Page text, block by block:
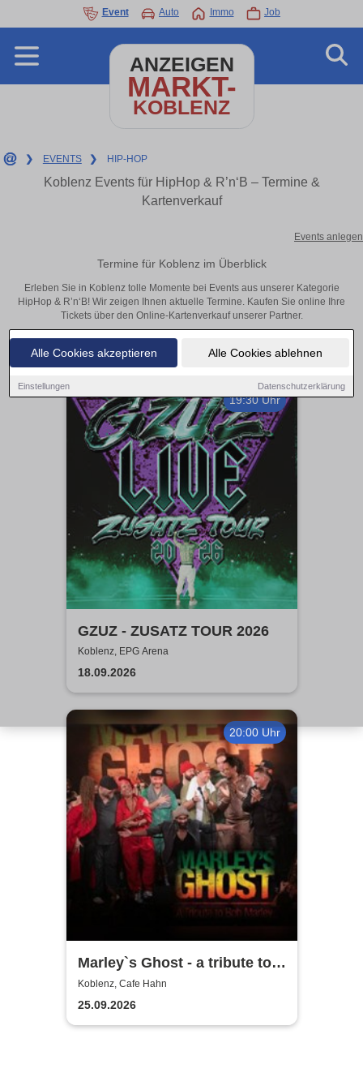
Alle Cookies akzeptieren Alle Cookies ablehnen
Einstellungen Datenschutzerklärung
Event Auto Immo Job
ANZEIGEN
MARKT-
KOBLENZ
❯ EVENTS ❯ HIP-HOP
Koblenz Events für HipHop & R’n‘B – Termine &
Kartenverkauf
Events anlegen
Termine für Koblenz im Überblick
Erleben Sie in Koblenz tolle Momente bei Events aus unserer Kategorie
HipHop & R’n‘B! Wir zeigen Ihnen aktuelle Termine. Kaufen Sie online Ihre
Tickets über den Online-Kartenverkauf unserer Partner.
19:30 Uhr
GZUZ - ZUSATZ TOUR 2026
Koblenz, EPG Arena
18.09.2026
20:00 Uhr
Marley`s Ghost - a tribute to
Bob Marley
Koblenz, Cafe Hahn
25.09.2026